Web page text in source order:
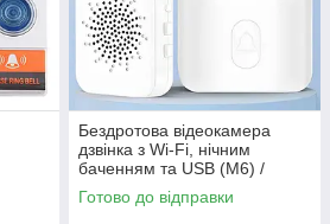
Бездротова відеокамера
дзвінка з Wi-Fi, нічним
баченням та USB (M6) /
Відеодомофон з камерою
Готово до відправки